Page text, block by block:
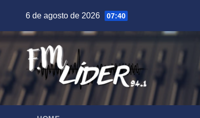
contenido
6 de agosto de 2026 07:40